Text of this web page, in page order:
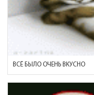
ВСЁ БЫЛО ОЧЕНЬ ВКУСНО